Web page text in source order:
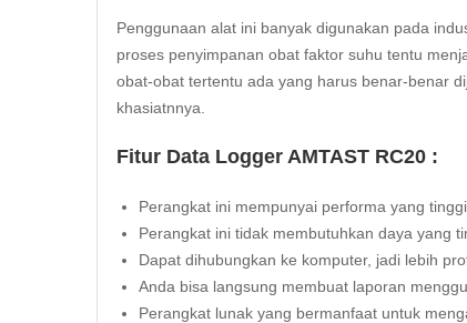
Penggunaan alat ini banyak digunakan pada
proses penyimpanan obat faktor suhu tentu
obat-obat tertentu ada yang harus benar-benar
khasiatnnya.
Fitur Data Logger AMTAST RC20 :
Perangkat ini mempunyai performa yang
Perangkat ini tidak membutuhkan daya yang
Dapat dihubungkan ke komputer, jadi lebih
Anda bisa langsung membuat laporan
Perangkat lunak yang bermanfaat untuk